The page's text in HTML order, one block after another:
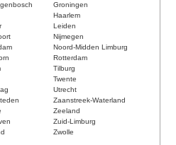
Groningen
Haarlem
Leiden
Nijmegen
Noord-Midden Limburg
Rotterdam
Tilburg
Twente
Utrecht
Zaanstreek-Waterland
Zeeland
Zuid-Limburg
Zwolle